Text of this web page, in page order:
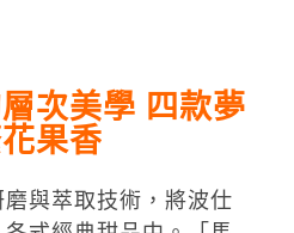
次美學 四款夢
果香
與萃取技術，將波仕